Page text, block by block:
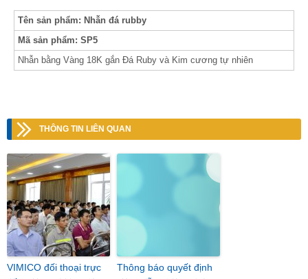
Tên sản phẩm: Nhẫn đá rubby
Mã sản phẩm: SP5
Nhẫn bằng Vàng 18K gắn Đá Ruby và Kim cương tự nhiên
THÔNG TIN LIÊN QUAN
VIMICO đối thoại trực
Thông báo quyết định